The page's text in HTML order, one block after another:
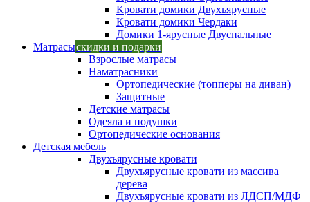
Кровати домики Двухъярусные
Кровати домики Чердаки
Домики 1-ярусные Двуспальные
Матрасыскидки и подарки
Взрослые матрасы
Наматрасники
Ортопедические (топперы на диван)
Защитные
Детские матрасы
Одеяла и подушки
Ортопедические основания
Детская мебель
Двухъярусные кровати
Двухъярусные кровати из массива
дерева
Двухъярусные кровати из ЛДСП/МДФ